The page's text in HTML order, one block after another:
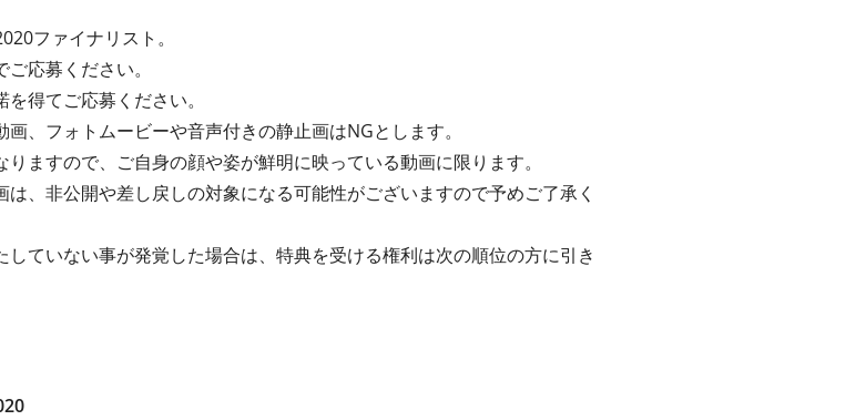
ファイナリスト。
応募ください。
得てご応募ください。
、フォトムービーや音声付きの静止画はNGとします。
ますので、ご自身の顔や姿が鮮明に映っている動画に限ります。
、非公開や差し戻しの対象になる可能性がございますので予めご了承く
ていない事が発覚した場合は、特典を受ける権利は次の順位の方に引き